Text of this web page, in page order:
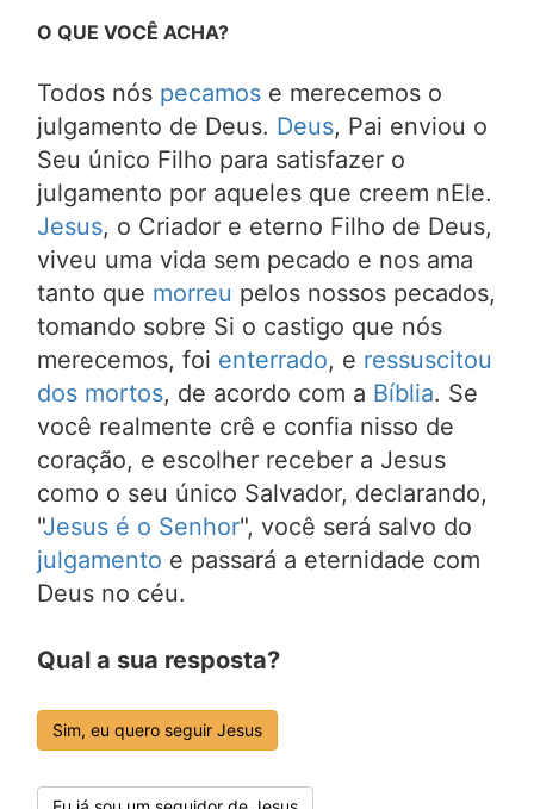
O QUE VOCÊ ACHA?
Todos nós pecamos e merecemos o
julgamento de Deus. Deus, Pai enviou o
Seu único Filho para satisfazer o
julgamento por aqueles que creem nEle.
Jesus, o Criador e eterno Filho de Deus,
viveu uma vida sem pecado e nos ama
tanto que morreu pelos nossos pecados,
tomando sobre Si o castigo que nós
merecemos, foi enterrado, e ressuscitou
dos mortos, de acordo com a Bíblia. Se
você realmente crê e confia nisso de
coração, e escolher receber a Jesus
como o seu único Salvador, declarando,
"Jesus é o Senhor", você será salvo do
julgamento e passará a eternidade com
Deus no céu.
Qual a sua resposta?
Sim, eu quero seguir Jesus